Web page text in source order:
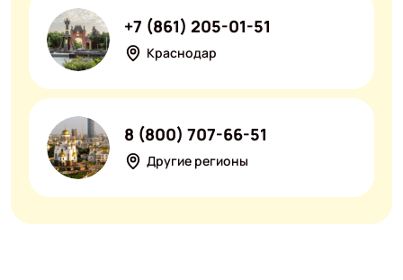
Краснодар
+7 (861) 205-01-51
Другие регионы
8 (800) 707-66-51